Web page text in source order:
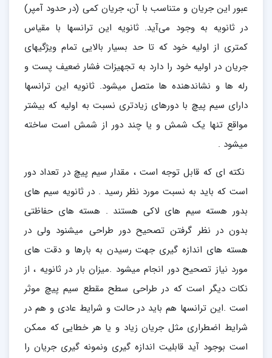
عبور این جریان و متناسب با آن، جریان کمی (در حدود آمپر)
در ثانویه به وجود می‌آید. ثانویه این ترانسها با مقیاس
کمتری از اولیه خود که تا حد بسیار بالایی تمام ویژگیهای
جریان در اولیه خود را دارد به تجهیزات فشار ضعیف پست و
رله ها و نشاندهنده ها متصل میشود. ثانویه این ترانسها
دارای سیم پیچ با دورهای زیادتری نسبت به اولیه که بیشتر
مواقع تنها یک شمش و یا چند دور از شمش است ساخته
میشود .
نکته ای که قابل توجه است ، مقدار سیم پیچ در تعداد دور
است که باید به نسبت مورد نظر رسید . در ثانویه سیم های
بدور هسته سیم های لاکی هستند . هسته های حفاظتی
بدون در نظر گرفتن تصحیح دور طراحی میشنود ولی در
هسته های اندازه گیری جهت رسیدن به بارها و دقت های
مورد نیاز تصحیح دور انجام میشود .میزان بار در ثانویه ، از
نکات دیگر است که در طراحی سطح مقطع سیم پیچ موثر
است .این ترانسها هم باید در حالت و شرایط عادی و هم در
شرایط اضطراری مثل جریان زیاد و یا هر خطایی که ممکن
است بوجود آید قابلیت اندازه گیری ونمونه گیری جریان را